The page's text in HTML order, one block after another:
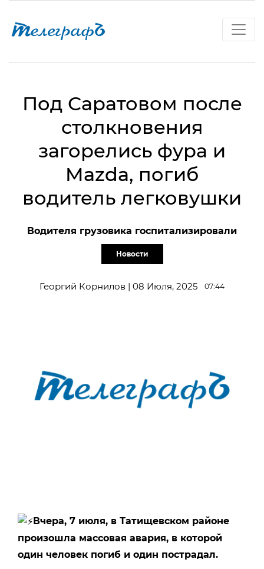
Под Саратовом после
столкновения
загорелись фура и
Mazda, погиб
водитель легковушки
Водителя грузовика госпитализировали
Новости
Георгий Корнилов | 08 Июля, 2025 07:44
Вчера, 7 июля, в Татищевском районе
произошла массовая авария, в которой
один человек погиб и один пострадал.